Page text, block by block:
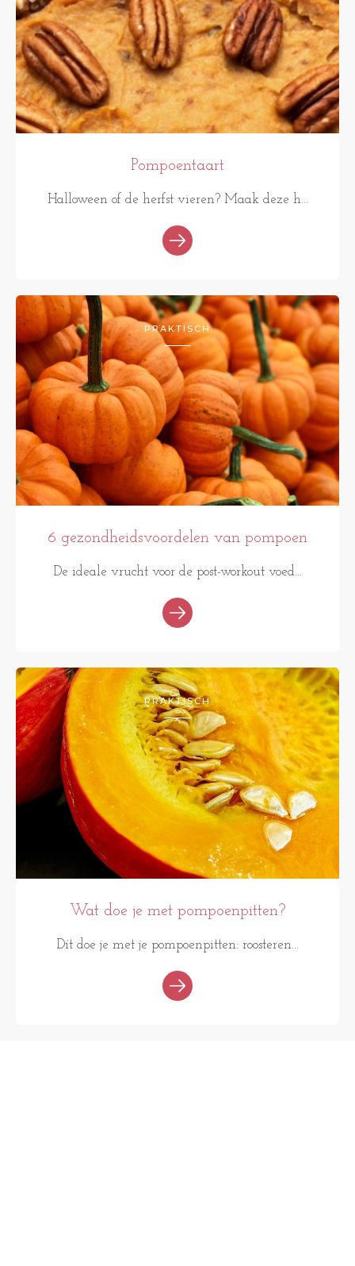
Pompoentaart
Halloween of de herfst vieren? Maak deze h...
PRAKTISCH
6 gezondheidsvoordelen van pompoen
De ideale vrucht voor de post-workout voed...
PRAKTISCH
Wat doe je met pompoenpitten?
Dít doe je met je pompoenpitten: roosteren...